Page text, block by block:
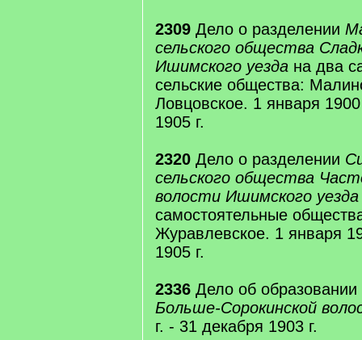
2309 Дело о разделении
сельского общества
Ишимского уезда на два
сельские общества:
Ловцовское. 1 января
1905 г.
2320 Дело о разделении
сельского общества
волости Ишимского
самостоятельные
Журавлевское. 1 января
1905 г.
2336 Дело об образовании
Больше-Сорокинской
г. - 31 декабря 1903 г.